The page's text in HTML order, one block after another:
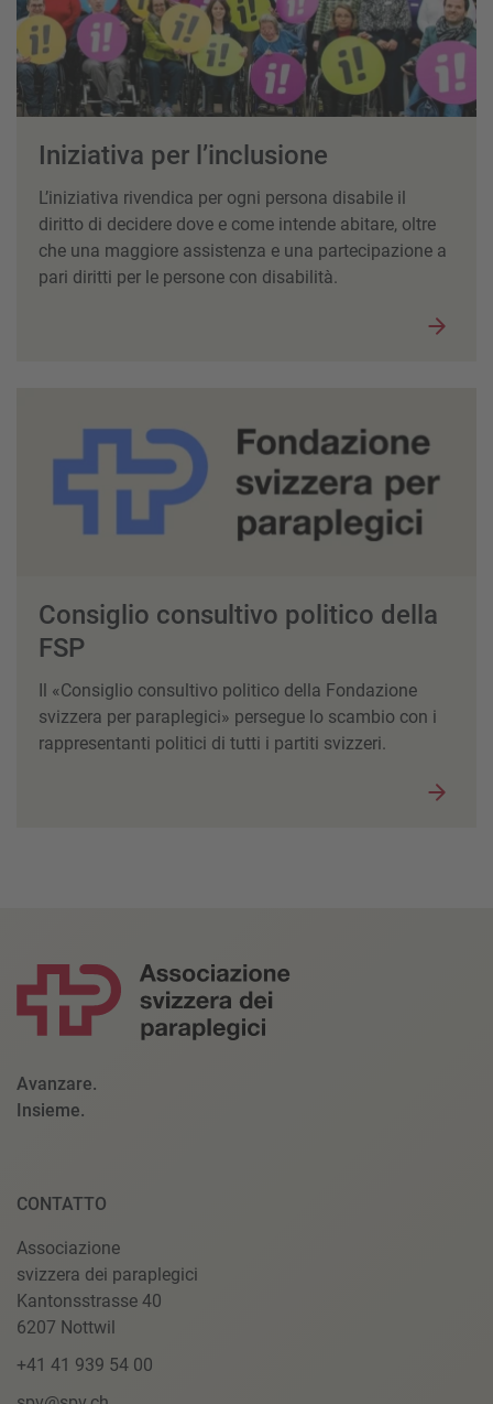
Iniziativa per l’inclusione
L’iniziativa rivendica per ogni persona disabile il
diritto di decidere dove e come intende abitare, oltre
che una maggiore assistenza e una partecipazione a
pari diritti per le persone con disabilità.
Consiglio consultivo politico della
FSP
Il «Consiglio consultivo politico della Fondazione
svizzera per paraplegici» persegue lo scambio con i
rappresentanti politici di tutti i partiti svizzeri.
Avanzare.
Insieme.
CONTATTO
Associazione
svizzera dei paraplegici
Kantonsstrasse 40
6207 Nottwil
+41 41 939 54 00